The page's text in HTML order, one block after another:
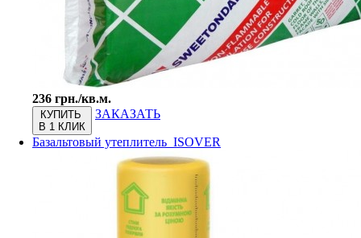
236 грн./кв.м.
КУПИТЬ
В 1 КЛИК
ЗАКАЗАТЬ
Базальтовый утеплитель ISOVER